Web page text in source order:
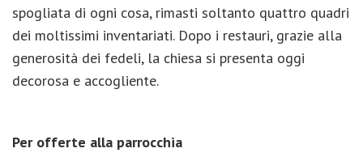
spogliata di ogni cosa, rimasti soltanto quattro quadri
dei moltissimi inventariati. Dopo i restauri, grazie alla
generosità dei fedeli, la chiesa si presenta oggi
decorosa e accogliente.
Per offerte alla parrocchia